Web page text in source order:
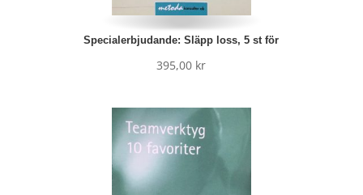
Specialerbjudande: Släpp loss, 5 st för
395,00 kr